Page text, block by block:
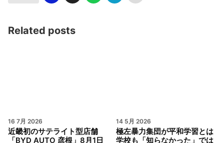
Related posts
16 7月 2026
近畿初のサテライト型店舗
「BYD AUTO 彦根」8月1日
14 5月 2026
極左暴力集団が平和学習とは
学校も「知らなかった」では